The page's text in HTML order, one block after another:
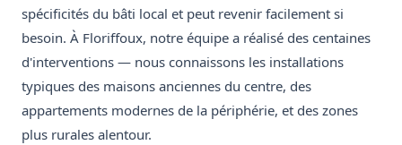
spécificités du bâti local et peut revenir facilement si
besoin. À Floriffoux, notre équipe a réalisé des centaines
d'interventions — nous connaissons les installations
typiques des maisons anciennes du centre, des
appartements modernes de la périphérie, et des zones
plus rurales alentour.